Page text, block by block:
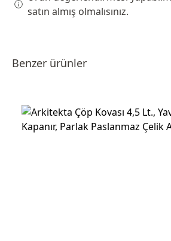
satın almış olmalısınız.
Benzer ürünler